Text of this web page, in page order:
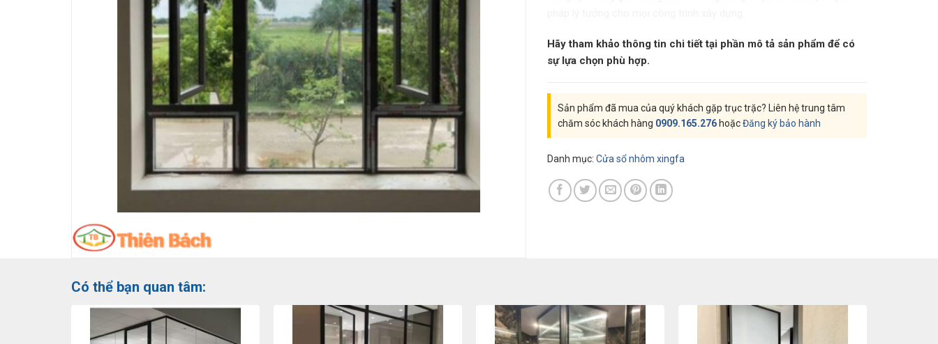
Hãy tham khảo thông tin chi tiết tại phần mô tả sản phẩm để có
sự lựa chọn phù hợp.
Sản phẩm đã mua của quý khách gặp trục trặc? Liên hệ trung tâm
chăm sóc khách hàng 0909.165.276 hoặcĐăng ký bảo hành
Danh mục:Cửa sổ nhôm xingfa
Có thể bạn quan tâm: